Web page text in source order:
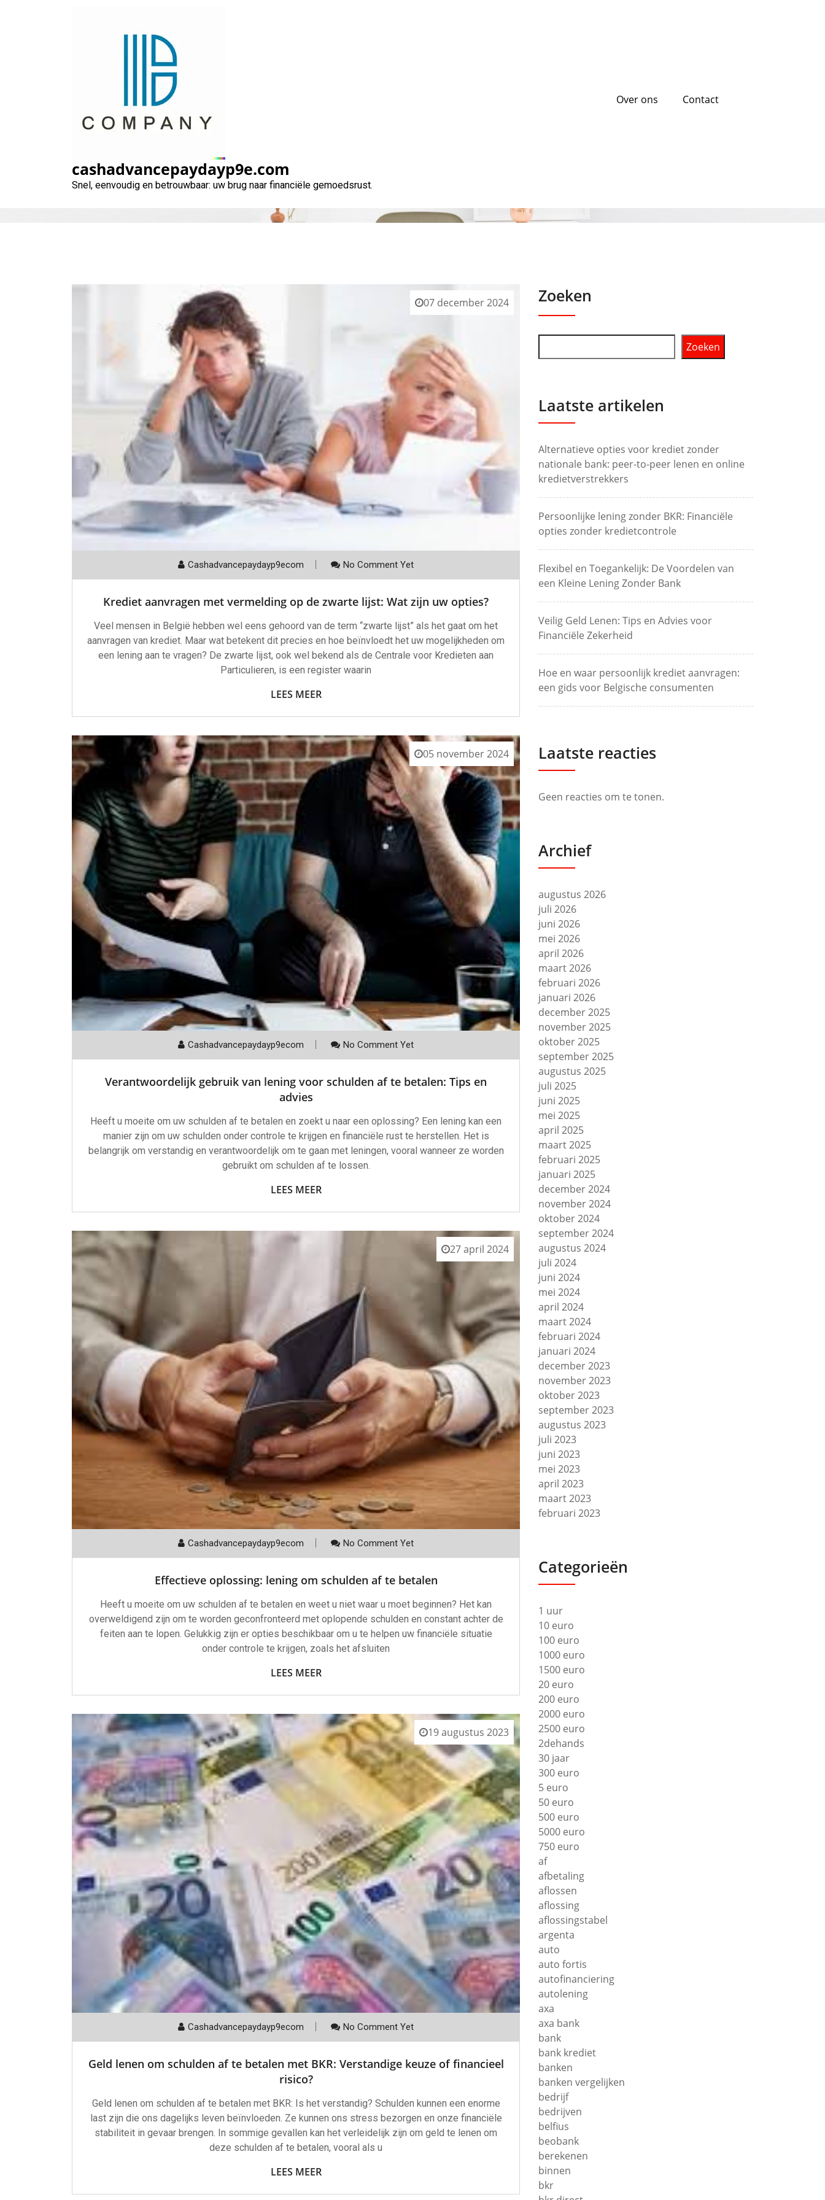
cashadvancepaydayp9e.com
Snel, eenvoudig en betrouwbaar: uw brug naar financiële gemoedsrust.
Over ons Contact
07 december 2024
Cashadvancepaydayp9ecom No Comment Yet
Krediet aanvragen met vermelding op de zwarte lijst: Wat zijn uw opties?
Veel mensen in België hebben wel eens gehoord van de term “zwarte lijst” als het gaat om het
aanvragen van krediet. Maar wat betekent dit precies en hoe beïnvloedt het uw mogelijkheden om
een lening aan te vragen? De zwarte lijst, ook wel bekend als de Centrale voor Kredieten aan
Particulieren, is een register waarin
LEES MEER
05 november 2024
Cashadvancepaydayp9ecom No Comment Yet
Verantwoordelijk gebruik van lening voor schulden af te betalen: Tips en
advies
Heeft u moeite om uw schulden af te betalen en zoekt u naar een oplossing? Een lening kan een
manier zijn om uw schulden onder controle te krijgen en financiële rust te herstellen. Het is
belangrijk om verstandig en verantwoordelijk om te gaan met leningen, vooral wanneer ze worden
gebruikt om schulden af te lossen.
LEES MEER
27 april 2024
Cashadvancepaydayp9ecom No Comment Yet
Effectieve oplossing: lening om schulden af te betalen
Heeft u moeite om uw schulden af te betalen en weet u niet waar u moet beginnen? Het kan
overweldigend zijn om te worden geconfronteerd met oplopende schulden en constant achter de
feiten aan te lopen. Gelukkig zijn er opties beschikbaar om u te helpen uw financiële situatie
onder controle te krijgen, zoals het afsluiten
LEES MEER
19 augustus 2023
Cashadvancepaydayp9ecom No Comment Yet
Geld lenen om schulden af te betalen met BKR: Verstandige keuze of financieel
risico?
Geld lenen om schulden af te betalen met BKR: Is het verstandig? Schulden kunnen een enorme
last zijn die ons dagelijks leven beïnvloeden. Ze kunnen ons stress bezorgen en onze financiële
stabiliteit in gevaar brengen. In sommige gevallen kan het verleidelijk zijn om geld te lenen om
deze schulden af te betalen, vooral als u
LEES MEER
Zoeken
Zoeken
Laatste artikelen
Alternatieve opties voor krediet zonder
nationale bank: peer-to-peer lenen en online
kredietverstrekkers
Persoonlijke lening zonder BKR: Financiële
opties zonder kredietcontrole
Flexibel en Toegankelijk: De Voordelen van
een Kleine Lening Zonder Bank
Veilig Geld Lenen: Tips en Advies voor
Financiële Zekerheid
Hoe en waar persoonlijk krediet aanvragen:
een gids voor Belgische consumenten
Laatste reacties
Geen reacties om te tonen.
Archief
augustus 2026
juli 2026
juni 2026
mei 2026
april 2026
maart 2026
februari 2026
januari 2026
december 2025
november 2025
oktober 2025
september 2025
augustus 2025
juli 2025
juni 2025
mei 2025
april 2025
maart 2025
februari 2025
januari 2025
december 2024
november 2024
oktober 2024
september 2024
augustus 2024
juli 2024
juni 2024
mei 2024
april 2024
maart 2024
februari 2024
januari 2024
december 2023
november 2023
oktober 2023
september 2023
augustus 2023
juli 2023
juni 2023
mei 2023
april 2023
maart 2023
februari 2023
Categorieën
1 uur
10 euro
100 euro
1000 euro
1500 euro
20 euro
200 euro
2000 euro
2500 euro
2dehands
30 jaar
300 euro
5 euro
50 euro
500 euro
5000 euro
750 euro
af
afbetaling
aflossen
aflossing
aflossingstabel
argenta
auto
auto fortis
autofinanciering
autolening
axa
axa bank
bank
bank krediet
banken
banken vergelijken
bedrijf
bedrijven
belfius
beobank
berekenen
binnen
bkr